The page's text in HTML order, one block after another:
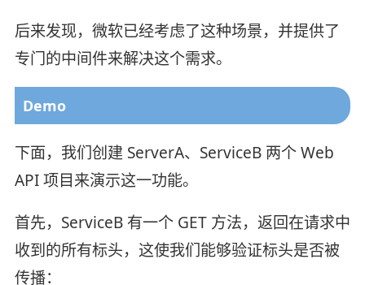
后来发现，微软已经考虑了这种场景，并提供了
专门的中间件来解决这个需求。
Demo
下面，我们创建 ServerA、ServiceB 两个 Web
API 项目来演示这一功能。
首先，ServiceB 有一个 GET 方法，返回在请求中
收到的所有标头，这使我们能够验证标头是否被
传播：